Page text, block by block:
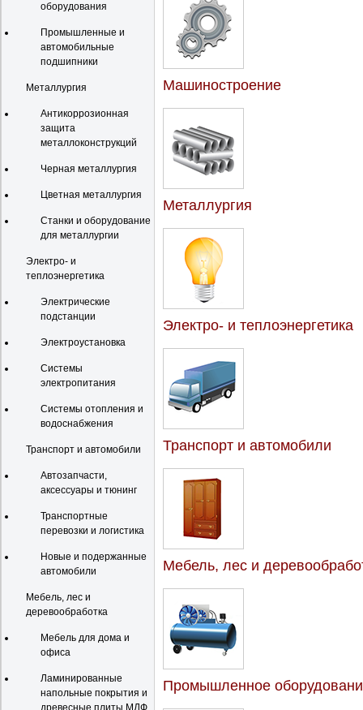
оборудования
Промышленные и
автомобильные
подшипники
Металлургия
Антикоррозионная
защита
металлоконструкций
Черная металлургия
Цветная металлургия
Станки и оборудование
для металлургии
Электро- и
теплоэнергетика
Электрические
подстанции
Электроустановка
Системы
электропитания
Системы отопления и
водоснабжения
Транспорт и автомобили
Автозапчасти,
аксессуары и тюнинг
Транспортные
перевозки и логистика
Новые и подержанные
автомобили
Мебель, лес и
деревообработка
Мебель для дома и
офиса
Ламинированные
напольные покрытия и
древесные плиты МДФ,
Машиностроение
Металлургия
Электро- и теплоэнергетика
Транспорт и автомобили
Мебель, лес и
Промышленное